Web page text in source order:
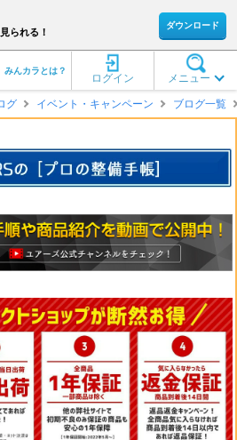
られる！
ダウンロード
メニュー
ログイン
みんカラとは？
グ イベント・キャンペーン ブログ一覧